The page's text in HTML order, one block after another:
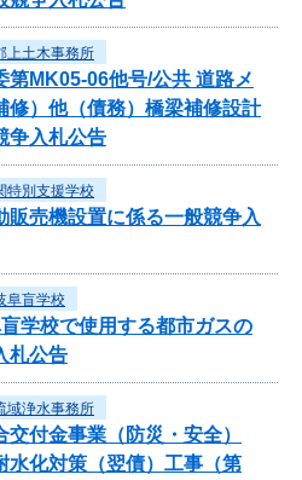
上土木事務所
第MK05-06他号/公共 道路メ
修）他（債務）橋梁補修設計
争入札公告
特別支援学校
販売機設置に係る一般競争入
阜盲学校
学校で使用する都市ガスの
札公告
域浄水事務所
付金事業（防災・安全）
水化対策（翌債）工事（第